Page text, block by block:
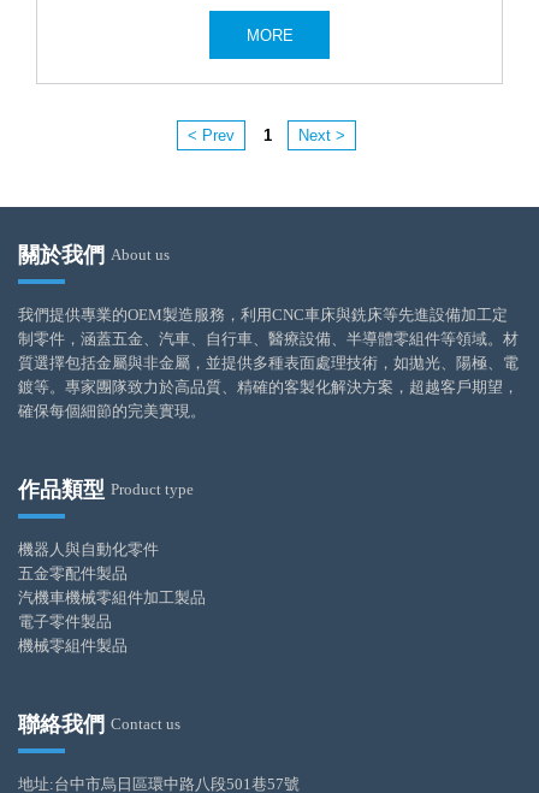
< Prev 1 Next >
關於我們 About us
我們提供專業的OEM製造服務，利用CNC車床與銑床等先進設備加工定
制零件，涵蓋五金、汽車、自行車、醫療設備、半導體零組件等領域。材
質選擇包括金屬與非金屬，並提供多種表面處理技術，如拋光、陽極、電
鍍等。專家團隊致力於高品質、精確的客製化解決方案，超越客戶期望，
確保每個細節的完美實現。
作品類型 Product type
機器人與自動化零件
五金零配件製品
汽機車機械零組件加工製品
電子零件製品
機械零組件製品
聯絡我們 Contact us
地址:台中市烏日區環中路八段501巷57號